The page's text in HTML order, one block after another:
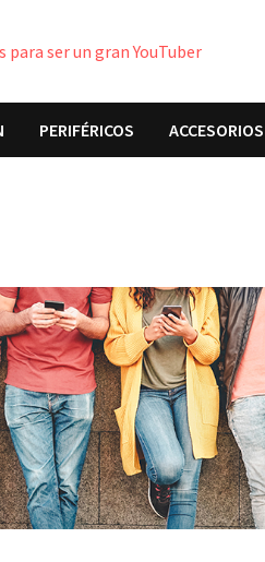
para ser un gran YouTuber
PERIFÉRICOS ACCESORIOS